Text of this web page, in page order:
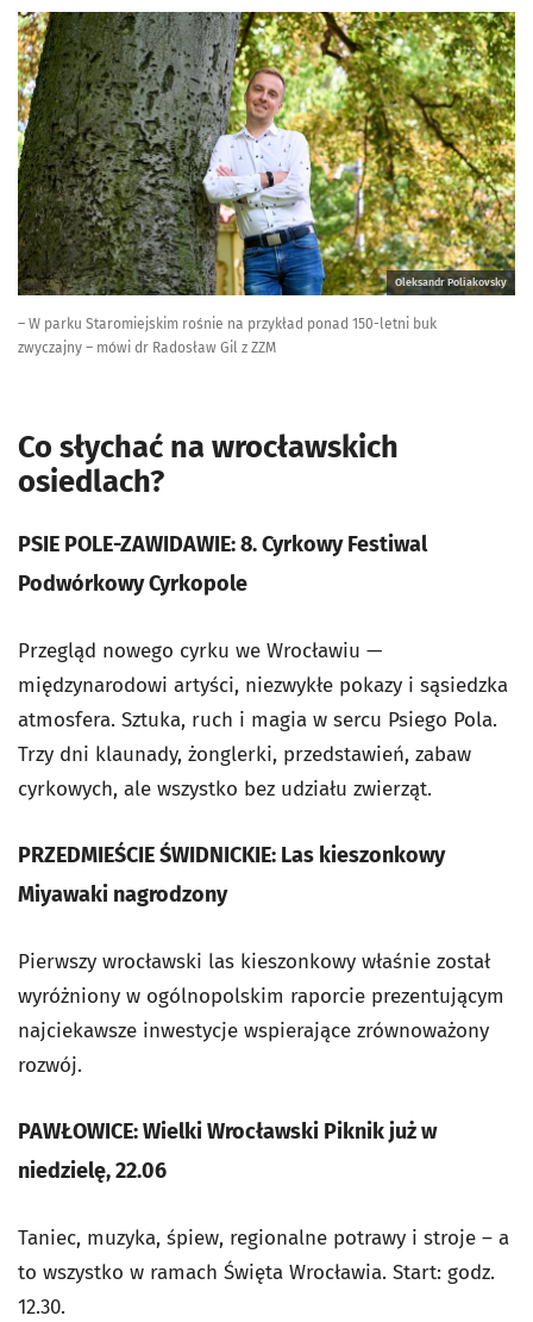
Oleksandr Poliakovsky
– W parku Staromiejskim rośnie na przykład ponad 150-letni buk
zwyczajny – mówi dr Radosław Gil z ZZM
Co słychać na wrocławskich
osiedlach?
PSIE POLE-ZAWIDAWIE: 8. Cyrkowy Festiwal
Podwórkowy Cyrkopole
Przegląd nowego cyrku we Wrocławiu —
międzynarodowi artyści, niezwykłe pokazy i sąsiedzka
atmosfera. Sztuka, ruch i magia w sercu Psiego Pola.
Trzy dni klaunady, żonglerki, przedstawień, zabaw
cyrkowych, ale wszystko bez udziału zwierząt.
PRZEDMIEŚCIE ŚWIDNICKIE: Las kieszonkowy
Miyawaki nagrodzony
Pierwszy wrocławski las kieszonkowy właśnie został
wyróżniony w ogólnopolskim raporcie prezentującym
najciekawsze inwestycje wspierające zrównoważony
rozwój.
PAWŁOWICE: Wielki Wrocławski Piknik już w
niedzielę, 22.06
Taniec, muzyka, śpiew, regionalne potrawy i stroje – a
to wszystko w ramach Święta Wrocławia. Start: godz.
12.30.